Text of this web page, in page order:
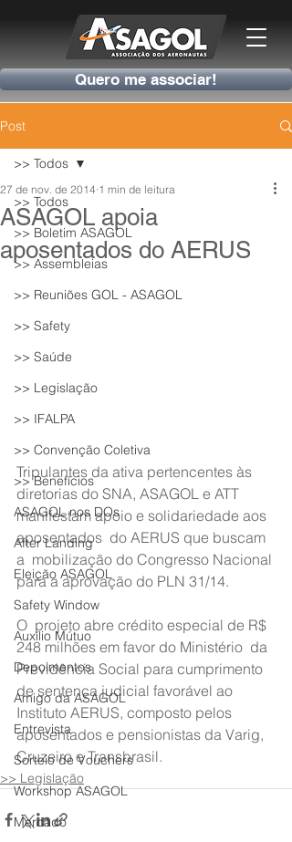
Quero me associar!
Post
>> Todos
>> Boletim ASAGOL
>> Assembleias
>> Reuniões GOL - ASAGOL
>> Safety
>> Saúde
>> Legislação
>> IFALPA
>> Convenção Coletiva
>> Benefícios
ASAGOL nos DOs
After Landing
Eleição ASAGOL
Safety Window
Auxílio Mútuo
Depoimentos
Amigo da ASAGOL
Entrevista
Sorteio de Vouchers
Workshop ASAGOL
Mercado
>> Todos
ASAGOL apoia
aposentados do AERUS
27 de nov. de 2014 1 min de leitura
Tripulantes da ativa pertencentes às
diretorias do SNA, ASAGOL e ATT
manifestam apoio e solidariedade aos
aposentados  do AERUS que buscam
a  mobilização do Congresso Nacional
para a aprovação do PLN 31/14.
O  projeto abre crédito especial de R$
248 milhões em favor do Ministério  da
Previdência Social para cumprimento
de sentença judicial favorável ao
Instituto AERUS, composto pelos
aposentados e pensionistas da Varig,
Cruzeiro e Transbrasil.
>> Legislação